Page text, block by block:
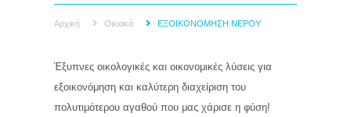
Αρχική Οικιακά ΕΞΟΙΚΟΝΟΜΗΣΗ ΝΕΡΟΥ
Έξυπνες οικολογικές και οικονομικές λύσεις για
εξοικονόμηση και καλύτερη διαχείριση του
πολυτιμότερου αγαθού που μας χάρισε η φύση!